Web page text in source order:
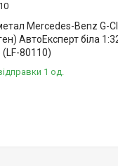
Mercedes-Benz G-
АвтоЕксперт біла
(LF-80110)
1 од.